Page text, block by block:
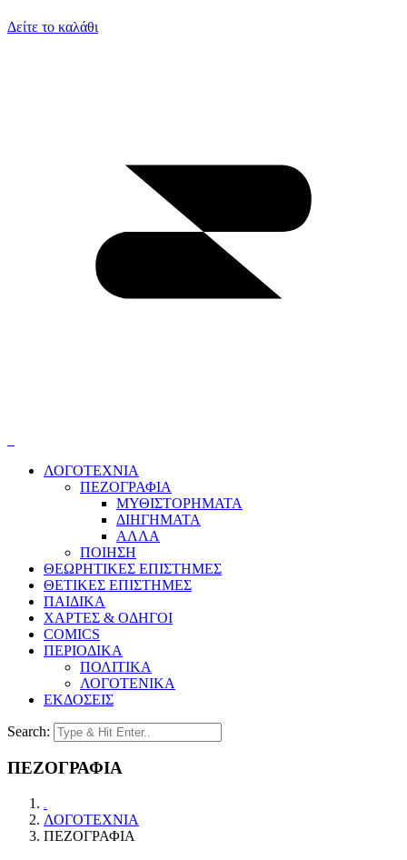
Δείτε το καλάθι
ΛΟΓΟΤΕΧΝΙΑ
ΠΕΖΟΓΡΑΦΙΑ
ΜΥΘΙΣΤΟΡΗΜΑΤΑ
ΔΙΗΓΗΜΑΤΑ
ΑΛΛΑ
ΠΟΙΗΣΗ
ΘΕΩΡΗΤΙΚΕΣ ΕΠΙΣΤΗΜΕΣ
ΘΕΤΙΚΕΣ ΕΠΙΣΤΗΜΕΣ
ΠΑΙΔΙΚΑ
ΧΑΡΤΕΣ & ΟΔΗΓΟΙ
COMICS
ΠΕΡΙΟΔΙΚΑ
ΠΟΛΙΤΙΚΑ
ΛΟΓΟΤΕΝΙΚΑ
ΕΚΔΟΣΕΙΣ
Search:
ΠΕΖΟΓΡΑΦΙΑ
ΛΟΓΟΤΕΧΝΙΑ
ΠΕΖΟΓΡΑΦΙΑ